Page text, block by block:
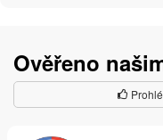
Ověřeno